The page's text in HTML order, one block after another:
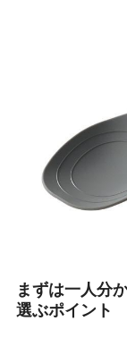
まずは一人分
選ぶポイント